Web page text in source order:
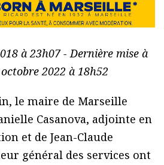
à 23h07 - Dernière mise à
2022 à 18h52
le maire de Marseille
Casanova, adjointe en
et de Jean-Claude
général des services ont